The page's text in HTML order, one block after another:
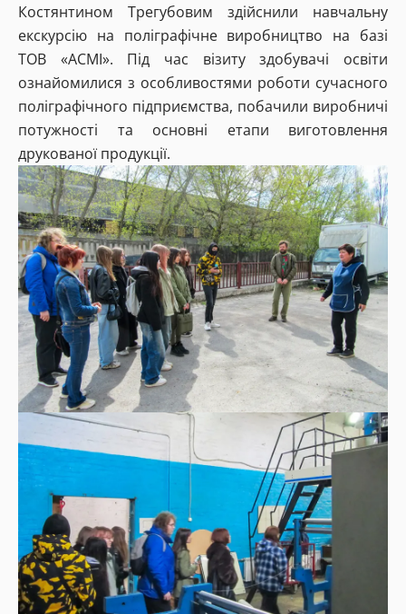
Костянтином Трегубовим здійснили навчальну
екскурсію на поліграфічне виробництво на базі
ТОВ «АСМІ». Під час візиту здобувачі освіти
ознайомилися з особливостями роботи сучасного
поліграфічного підприємства, побачили виробничі
потужності та основні етапи виготовлення
друкованої продукції.